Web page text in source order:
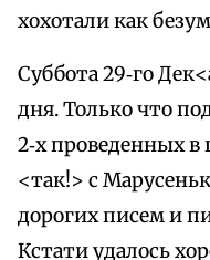
хохотали как
Суббота 29‑го
дня. Только что
2‑х проведенных в
<так!> с
дорогих писем и
Кстати удалось